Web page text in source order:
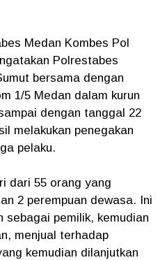
Medan Kombes Pol
Polrestabes
bersama dengan
1/5 Medan dalam kurun
dengan tanggal 22
melakukan penegakan
pelaku.
dari 55 orang yang
2 perempuan dewasa. Ini
sebagai pemilik, kemudian
menjual terhadap
kemudian dilanjutkan